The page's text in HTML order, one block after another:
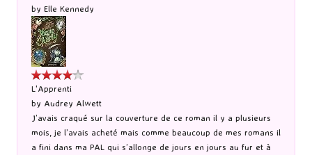
by Elle Kennedy
L'Apprenti
by Audrey Alwett
J’avais craqué sur la couverture de ce roman il y a plusieurs
mois, je l’avais acheté mais comme beaucoup de mes romans il
a fini dans ma PAL qui s’allonge de jours en jours au fur et à